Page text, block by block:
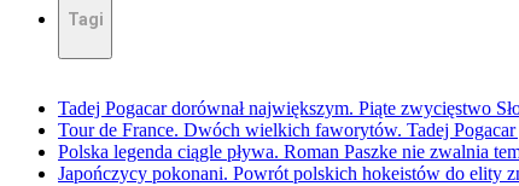
Tagi
Tadej Pogacar dorównał największym. Piąte zwycięstwo
Tour de France. Dwóch wielkich faworytów. Tadej
Polska legenda ciągle pływa. Roman Paszke nie zwalnia
Japończycy pokonani. Powrót polskich hokeistów do elity